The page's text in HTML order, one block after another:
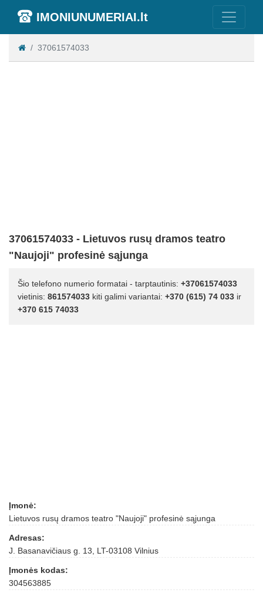
IMONIUNUMERIAI.lt
37061574033
37061574033 - Lietuvos rusų dramos teatro
"Naujoji" profesinė sąjunga
Šio telefono numerio formatai - tarptautinis: +37061574033
vietinis: 861574033 kiti galimi variantai: +370 (615) 74 033 ir
+370 615 74033
Įmonė:
Lietuvos rusų dramos teatro "Naujoji" profesinė sąjunga
Adresas:
J. Basanavičiaus g. 13, LT-03108 Vilnius
Įmonės kodas:
304563885